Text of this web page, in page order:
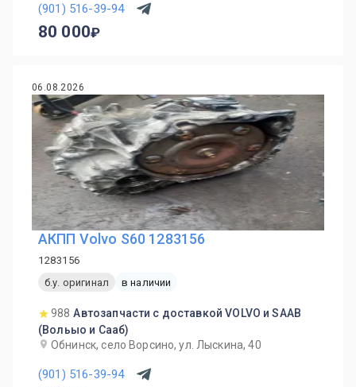
(901) 516-39-94
80 000
06.08.2026
АКПП Volvo S60 1283156
1283156
б.у. оригинал
в наличии
988 Автозапчасти с доставкой VOLVO и SAAB
(Вольыо и Сааб)
Обнинск, село Ворсино, ул. Лыскина, 40
(901) 516-39-94